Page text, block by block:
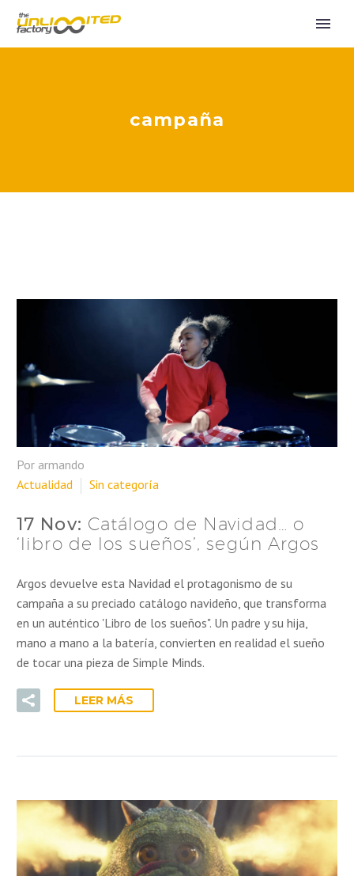
campaña
Por armando
Actualidad
Sin categoría
17 Nov: Catálogo de Navidad… o
‘libro de los sueños’, según Argos
Argos devuelve esta Navidad el protagonismo de su
campaña a su preciado catálogo navideño, que transforma
en un auténtico 'Libro de los sueños". Un padre y su hija,
mano a mano a la batería, convierten en realidad el sueño
de tocar una pieza de Simple Minds.
LEER MÁS